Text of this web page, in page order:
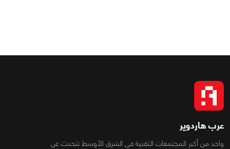
عرب هاردوير
واحد من أكبر المجتمعات التقنية فى الشرق الأوسط تتحدث عن